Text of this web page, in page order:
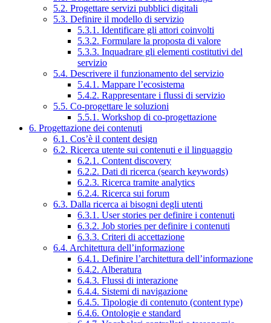
5.2. Progettare servizi pubblici digitali
5.3. Definire il modello di servizio
5.3.1. Identificare gli attori coinvolti
5.3.2. Formulare la proposta di valore
5.3.3. Inquadrare gli elementi costitutivi del
servizio
5.4. Descrivere il funzionamento del servizio
5.4.1. Mappare l’ecosistema
5.4.2. Rappresentare i flussi di servizio
5.5. Co-progettare le soluzioni
5.5.1. Workshop di co-progettazione
6. Progettazione dei contenuti
6.1. Cos’è il content design
6.2. Ricerca utente sui contenuti e il linguaggio
6.2.1. Content discovery
6.2.2. Dati di ricerca (search keywords)
6.2.3. Ricerca tramite analytics
6.2.4. Ricerca sui forum
6.3. Dalla ricerca ai bisogni degli utenti
6.3.1. User stories per definire i contenuti
6.3.2. Job stories per definire i contenuti
6.3.3. Criteri di accettazione
6.4. Architettura dell’informazione
6.4.1. Definire l’architettura dell’informazione
6.4.2. Alberatura
6.4.3. Flussi di interazione
6.4.4. Sistemi di navigazione
6.4.5. Tipologie di contenuto (content type)
6.4.6. Ontologie e standard